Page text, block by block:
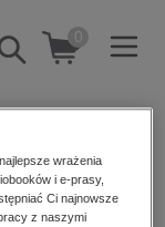
schowaj
wyszukiwarkę
0
wrażenia
i e-prasy,
Ci najnowsze
z naszymi